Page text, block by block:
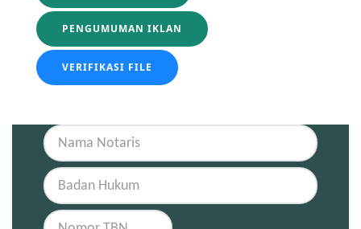
PENGUMUMAN IKLAN
VERIFIKASI FILE